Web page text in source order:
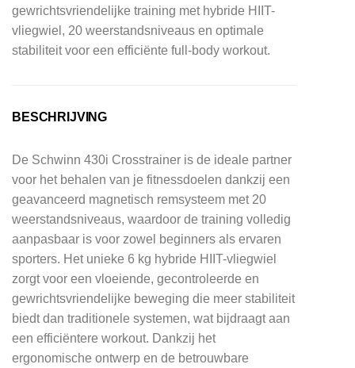
gewrichtsvriendelijke training met hybride HIIT-
vliegwiel, 20 weerstandsniveaus en optimale
stabiliteit voor een efficiënte full-body workout.
BESCHRIJVING
De Schwinn 430i Crosstrainer is de ideale partner
voor het behalen van je fitnessdoelen dankzij een
geavanceerd magnetisch remsysteem met 20
weerstandsniveaus, waardoor de training volledig
aanpasbaar is voor zowel beginners als ervaren
sporters. Het unieke 6 kg hybride HIIT-vliegwiel
zorgt voor een vloeiende, gecontroleerde en
gewrichtsvriendelijke beweging die meer stabiliteit
biedt dan traditionele systemen, wat bijdraagt aan
een efficiëntere workout. Dankzij het
ergonomische ontwerp en de betrouwbare